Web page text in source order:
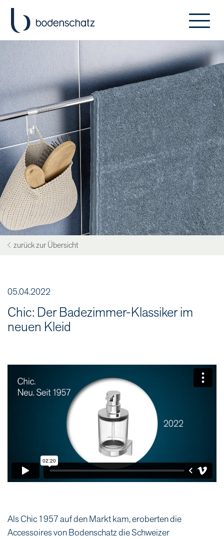
zurück zur Übersicht
05.04.2022
Chic: Der Badezimmer-Klassiker im
neuen Kleid
Als Chic 1957 auf den Markt kam, eroberten die
Accessoires von Bodenschatz die Schweizer